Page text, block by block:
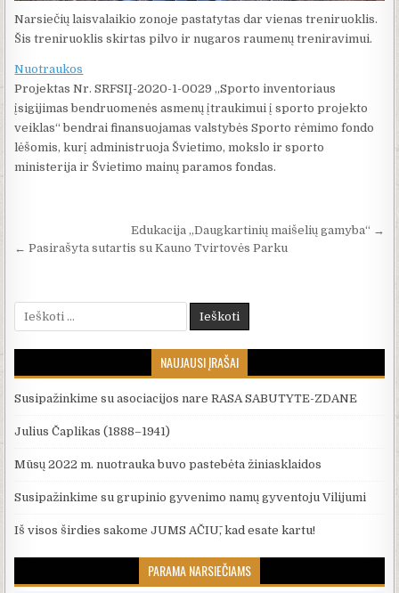
Narsiečių laisvalaikio zonoje pastatytas dar vienas treniruoklis.
Šis treniruoklis skirtas pilvo ir nugaros raumenų treniravimui.
Nuotraukos
Projektas Nr. SRFSIĮ-2020-1-0029 „Sporto inventoriaus
įsigijimas bendruomenės asmenų įtraukimui į sporto projekto
veiklas“ bendrai finansuojamas valstybės Sporto rėmimo fondo
lėšomis, kurį administruoja Švietimo, mokslo ir sporto
ministerija ir Švietimo mainų paramos fondas.
Navigacija tarp įrašų
Edukacija „Daugkartinių maišelių gamyba“ →
← Pasirašyta sutartis su Kauno Tvirtovės Parku
Ieškoti:
NAUJAUSI ĮRAŠAI
Susipažinkime su asociacijos nare RASA SABUTYTE-ZDANE
Julius Čaplikas (1888–1941)
Mūsų 2022 m. nuotrauka buvo pastebėta žiniasklaidos
Susipažinkime su grupinio gyvenimo namų gyventoju Vilijumi
Iš visos širdies sakome JUMS AČIŪ, kad esate kartu!
PARAMA NARSIEČIAMS